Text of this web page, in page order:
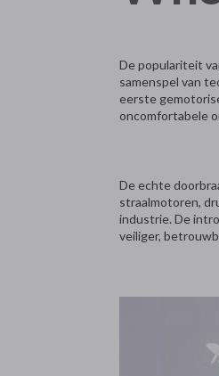
De populariteit
samenspel van
eerste
oncomfortabele
De echte
straalmotoren,
industrie. De
veiliger,